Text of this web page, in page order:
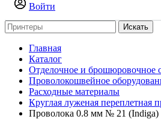
Войти
Искать
Главная
Каталог
Отделочное и брошюровочное
Проволокошвейное
Расходные материалы
Круглая луженая переплетная
Проволока 0.8 мм № 21 (Indiga)